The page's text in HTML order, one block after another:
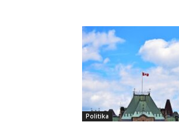
Politika